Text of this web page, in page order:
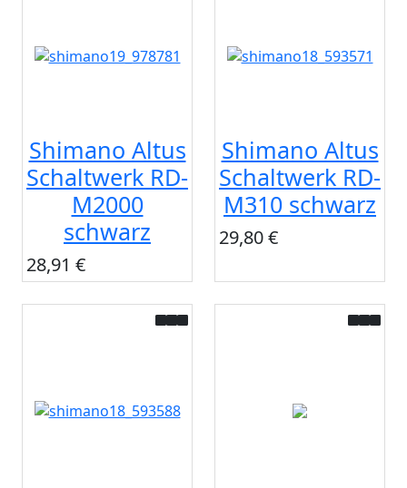
Shimano Altus
Schaltwerk RD-
M2000
schwarz
28,91 €
Shimano Altus
Schaltwerk RD-
M310 schwarz
29,80 €